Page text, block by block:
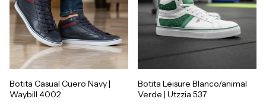
Botita Casual Cuero Navy |
Waybill 4002
Botita Leisure Blanco/animal
Verde | Utzzia 537